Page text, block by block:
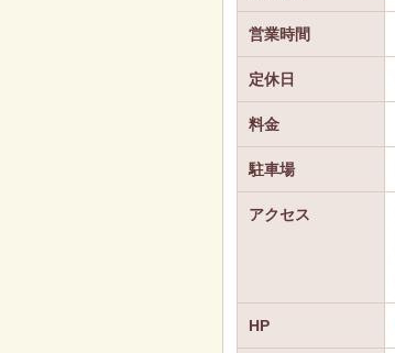
営業時間
定休日
料金
駐車場
アクセス
HP